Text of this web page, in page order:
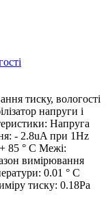
тиску, вологості
напруги і
Напруга
- 2.8uA при 1Hz
85 ° C Межі:
вимірювання
0.01 ° C
тиску: 0.18Pa